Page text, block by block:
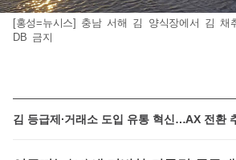
[홍성=뉴시스] 충남 서해 김 양식장에서 김
DB 금지
김 등급제·거래소 도입 유통 혁신…AX 전환